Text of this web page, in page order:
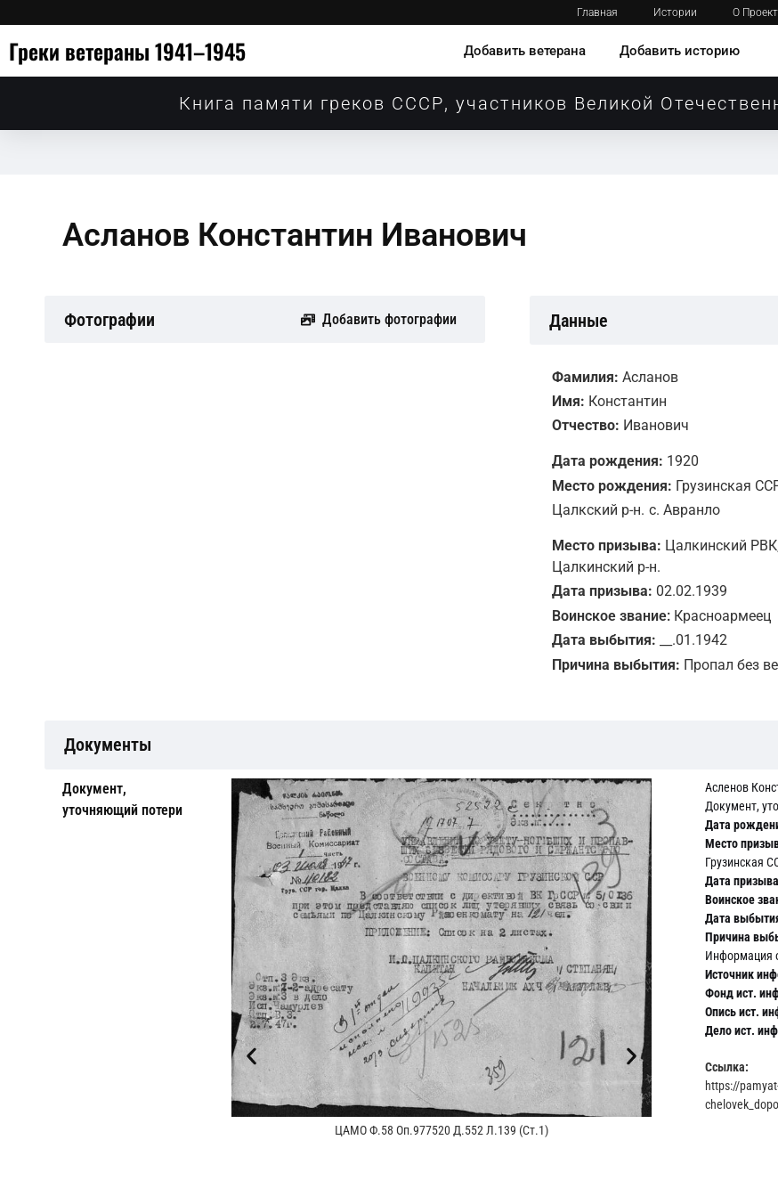
Главная Истории О
Греки ветераны 1941–1945 Добавить ветерана Добавить историю
Книга памяти греков СССР, участников Великой
Асланов Константин Иванович
Фотографии Добавить фотографии Данные
Фамилия: Асланов
Имя: Константин
Отчество: Иванович
Дата рождения: 1920
Место рождения: Грузинская
Цалкский р-н. с. Авранло
Место призыва: Цалкинский
Цалкинский р-н.
Дата призыва: 02.02.1939
Воинское звание: Красноармеец
Дата выбытия: __.01.1942
Причина выбытия: Пропал без
Документы
Документ,
уточняющий потери
ЦАМО Ф.58 Оп.977520 Д.552 Л.139 (Ст.1)
Асленов
Документ,
Дата
Место
Грузинская
Дата
Воинское
Дата
Причина
Информация
Источник
Фонд ист.
Опись ист.
Дело ист.
Ссылка:
https://